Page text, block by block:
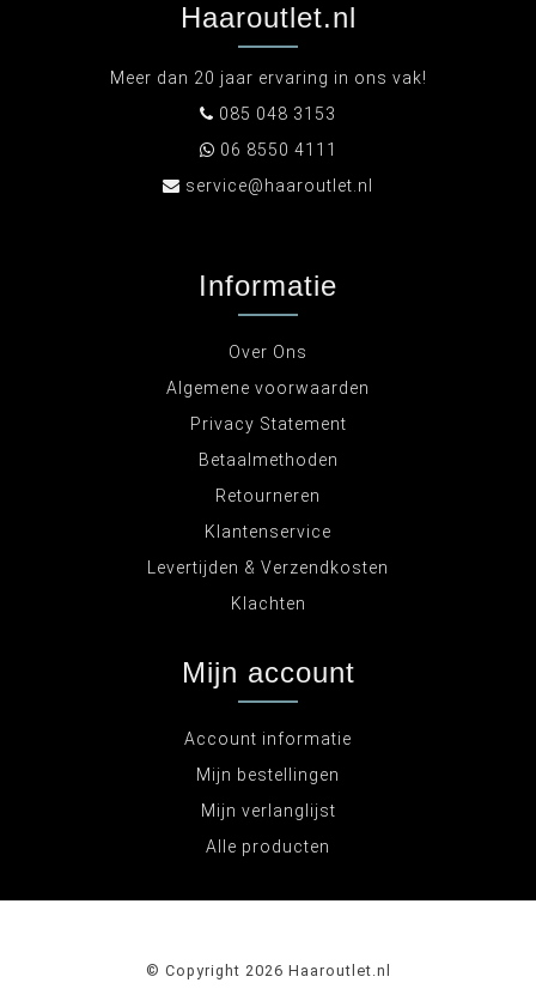
Haaroutlet.nl
Meer dan 20 jaar ervaring in ons vak!
085 048 3153
06 8550 4111
service@haaroutlet.nl
Informatie
Over Ons
Algemene voorwaarden
Privacy Statement
Betaalmethoden
Retourneren
Klantenservice
Levertijden & Verzendkosten
Klachten
Mijn account
Account informatie
Mijn bestellingen
Mijn verlanglijst
Alle producten
© Copyright 2026 Haaroutlet.nl